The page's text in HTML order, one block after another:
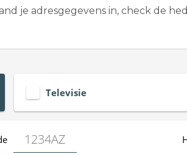
je adresgegevens in, check de
Televisie